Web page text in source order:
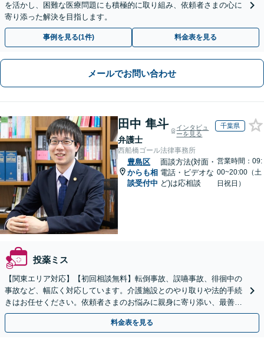
を活かし、困難な医療問題にも積極的に取り組み、依頼者さまの心に
寄り添った解決を目指します。
事例を見る(1件) 料金表を見る
メールでお問い合わせ
田中 隼斗
弁護士
インタビュ
ーを見る
千葉県
西船橋ゴール法律事務所
豊島区
からも相
談受付中
面談方法(対面・
電話・ビデオな
ど)は応相談
営業時間：09:
00~20:00（土
日祝日）
投薬ミス
【関東エリア対応】【初回相談無料】転倒事故、誤嚥事故、徘徊中の
事故など、幅広く対応しています。介護施設とのやり取りや法的手続
きはお任せください。依頼者さまのお悩みに親身に寄り添い、最善の
結果が得られるように尽力いたします。
料金表を見る